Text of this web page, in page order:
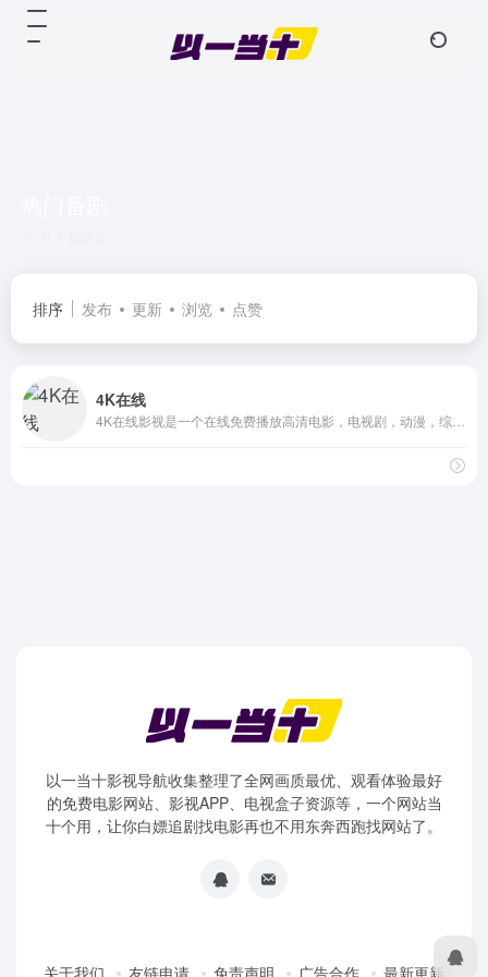
排序 发布 更新 浏览 点赞
4K在线
以一当十影视导航收集整理了全网画质最优、观看体验最好
的免费电影网站、影视APP、电视盒子资源等，一个网站当
十个用，让你白嫖追剧找电影再也不用东奔西跑找网站了。
关于我们 友链申请 免责声明 广告合作 最新更新